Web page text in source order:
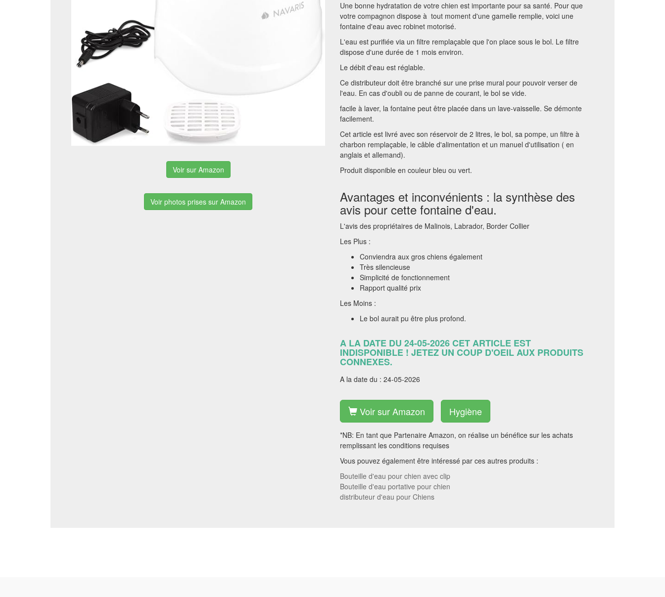
Voir sur Amazon
Voir photos prises sur Amazon
Une bonne hydratation de votre chien est importante pour sa santé. Pour que
votre compagnon dispose à tout moment d'une gamelle remplie, voici une
fontaine d'eau avec robinet motorisé.
L'eau est purifiée via un filtre remplaçable que l'on place sous le bol. Le filtre
dispose d'une durée de 1 mois environ.
Le débit d'eau est réglable.
Ce distributeur doit être branché sur une prise mural pour pouvoir verser de
l'eau. En cas d'oubli ou de panne de courant, le bol se vide.
facile à laver, la fontaine peut être placée dans un lave-vaisselle. Se démonte
facilement.
Cet article est livré avec son réservoir de 2 litres, le bol, sa pompe, un filtre à
charbon remplaçable, le câble d'alimentation et un manuel d'utilisation ( en
anglais et allemand).
Produit disponible en couleur bleu ou vert.
Avantages et inconvénients : la synthèse des
avis pour cette fontaine d'eau.
L'avis des propriétaires de Malinois, Labrador, Border Collier
Les Plus :
Conviendra aux gros chiens également
Très silencieuse
Simplicité de fonctionnement
Rapport qualité prix
Les Moins :
Le bol aurait pu être plus profond.
A LA DATE DU 24-05-2026 CET ARTICLE EST
INDISPONIBLE ! JETEZ UN COUP D'OEIL AUX PRODUITS
CONNEXES.
A la date du : 24-05-2026
Voir sur Amazon Hygiène
*NB: En tant que Partenaire Amazon, on réalise un bénéfice sur les achats
remplissant les conditions requises
Vous pouvez également être intéressé par ces autres produits :
Bouteille d'eau pour chien avec clip
Bouteille d'eau portative pour chien
distributeur d'eau pour Chiens